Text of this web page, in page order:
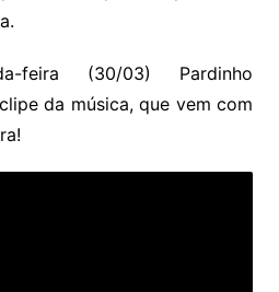
feira (30/03) Pardinho
da música, que vem com